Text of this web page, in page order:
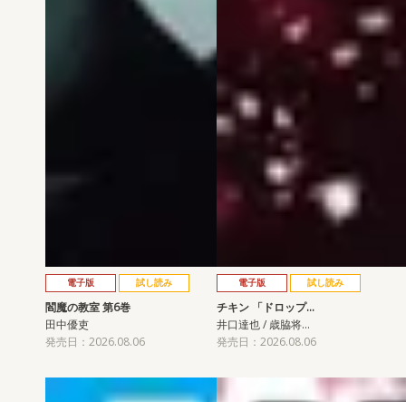
電子版 試し読み
閻魔の教室 第6巻
田中優吏
発売日：2026.08.06
電子版 試し読み
チキン 「ドロップ…
井口達也 / 歳脇将…
発売日：2026.08.06